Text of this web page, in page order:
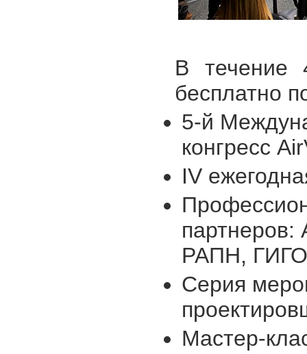
В течение
бесплатно
5-й
конгресс
IV
РАПН,
Серия
Мастер-